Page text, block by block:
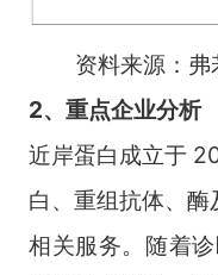
资料来源：
2、重点企业分析
近岸蛋白成立于
白、重组抗体、
相关服务。随着